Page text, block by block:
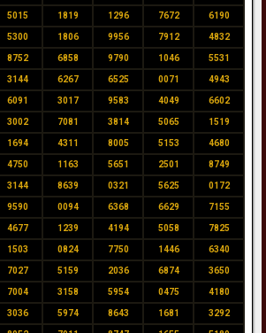
5015 1819 1296 7672 6190
5300 1806 9956 7912 4832
8752 6858 9790 1046 5531
3144 6267 6525 0071 4943
6091 3017 9583 4049 6602
3002 7081 3814 5065 1519
1694 4311 8005 5153 4680
4750 1163 5651 2501 8749
3144 8639 0321 5625 0172
9590 0094 6368 6629 7155
4677 1239 4194 5058 7825
1503 0824 7750 1446 6340
7027 5159 2036 6874 3650
7004 3158 5954 0475 4180
3036 5974 8643 1681 3292